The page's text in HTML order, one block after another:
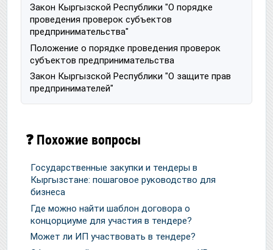
Закон Кыргызской Республики "О порядке
проведения проверок субъектов
предпринимательства"
Положение о порядке проведения проверок
субъектов предпринимательства
Закон Кыргызской Республики "О защите прав
предпринимателей"
❓ Похожие вопросы
Государственные закупки и тендеры в
Кыргызстане: пошаговое руководство для
бизнеса
Где можно найти шаблон договора о
концорциуме для участия в тендере?
Может ли ИП участвовать в тендере?